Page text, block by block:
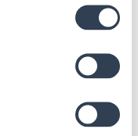
contacts type 110